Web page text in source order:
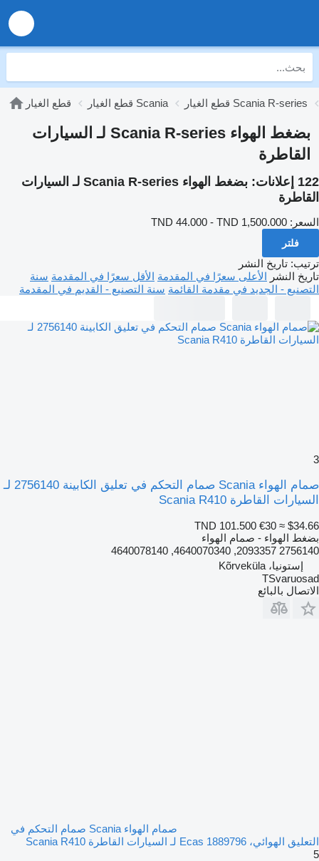
قطع الغيار قطع الغيار Scania قطع الغيار Scania R-series
بضغط الهواء Scania R-series لـ السيارات
القاطرة
122 إعلانات:
بضغط الهواء Scania R-series لـ السيارات
القاطرة
السعر: TND 44.000 - TND 1,500.000
فلتر
ترتيب: تاريخ النشر
تاريخ النشر الأعلى سعرًا في المقدمة الأقل سعرًا في المقدمة سنة
التصنيع - الجديد في مقدمة القائمة سنة التصنيع - القديم في المقدمة
3
صمام الهواء Scania صمام التحكم في تعليق الكابينة 2756140 لـ
السيارات القاطرة Scania R410
TND 101.500 €30 ≈ $34.66
بضغط الهواء - صمام الهواء
2756140 2093357, 4640070340, 4640078140
إستونيا، Kõrveküla
TSvaruosad
الاتصال بالبائع
صمام الهواء Scania صمام التحكم في
التعليق الهوائي، Ecas 1889796 لـ السيارات القاطرة Scania R410
5